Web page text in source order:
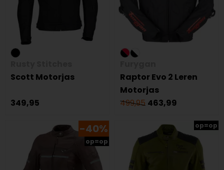
Scott Motorjas
349,95
Raptor Evo 2 Leren
Motorjas
499,95 463,99
-40%
op=op
op=op